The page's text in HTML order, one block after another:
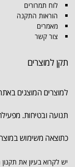
לוח תמרורים
הוראות התקנה
מאמרים
צור קשר
תקן למוצרים
למוצרים המוצגים
תנועה ובטיחות.
כתוצאה משימוש
יש לקרוא בעיון את